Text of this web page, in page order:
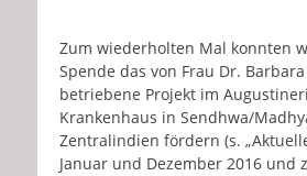
Zum wiederholten Mal konnten
Spende das von Frau Dr.
betriebene Projekt im
Krankenhaus in Sendhwa/
Zentralindien fördern (s.
Januar und Dezember 2016 und